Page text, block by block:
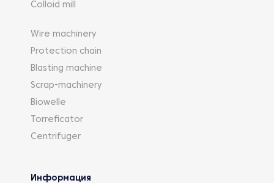
Colloid mill
Wire machinery
Protection chain
Blasting machine
Scrap-machinery
Biowelle
Torreficator
Centrifuger
Информация